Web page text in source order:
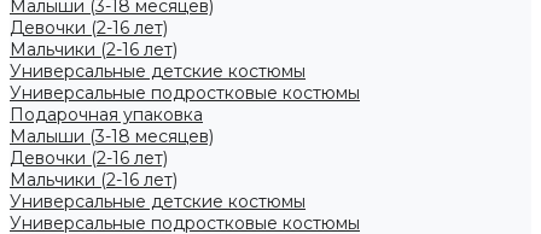
Малыши (3-18 месяцев)
Девочки (2-16 лет)
Мальчики (2-16 лет)
Универсальные детские костюмы
Универсальные подростковые костюмы
Подарочная упаковка
Малыши (3-18 месяцев)
Девочки (2-16 лет)
Мальчики (2-16 лет)
Универсальные детские костюмы
Универсальные подростковые костюмы